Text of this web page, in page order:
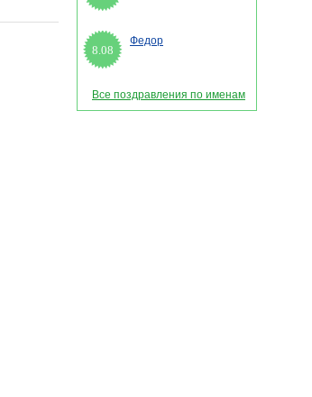
8.08
Федор
Все поздравления по именам